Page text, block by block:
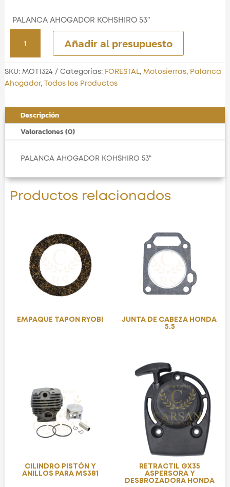
PALANCA AHOGADOR KOHSHIRO 53″
AHOGADOR
KOHSHIRO
53"
cantidad
Añadir al presupuesto
SKU: MOT1324 Categorías: FORESTAL, Motosierras, Palanca
Ahogador, Todos los Productos
Descripción
Valoraciones (0)
PALANCA AHOGADOR KOHSHIRO 53"
Productos relacionados
EMPAQUE TAPON RYOBI
JUNTA DE CABEZA HONDA
5.5
CILINDRO PISTÓN Y
ANILLOS PARA MS381
RETRACTIL GX35
ASPERSORA Y
DESBROZADORA HONDA